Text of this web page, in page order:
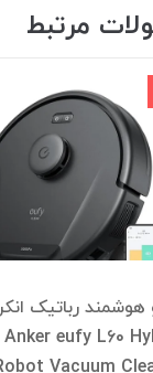
مرتبط
هوشمند رباتیک
Anker eufy L60